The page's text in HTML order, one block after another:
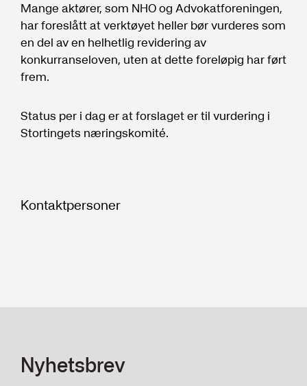
Mange aktører, som NHO og Advokatforeningen,
har foreslått at verktøyet heller bør vurderes som
en del av en helhetlig revidering av
konkurranseloven, uten at dette foreløpig har ført
frem.
Status per i dag er at forslaget er til vurdering i
Stortingets næringskomité.
Kontaktpersoner
Nyhetsbrev